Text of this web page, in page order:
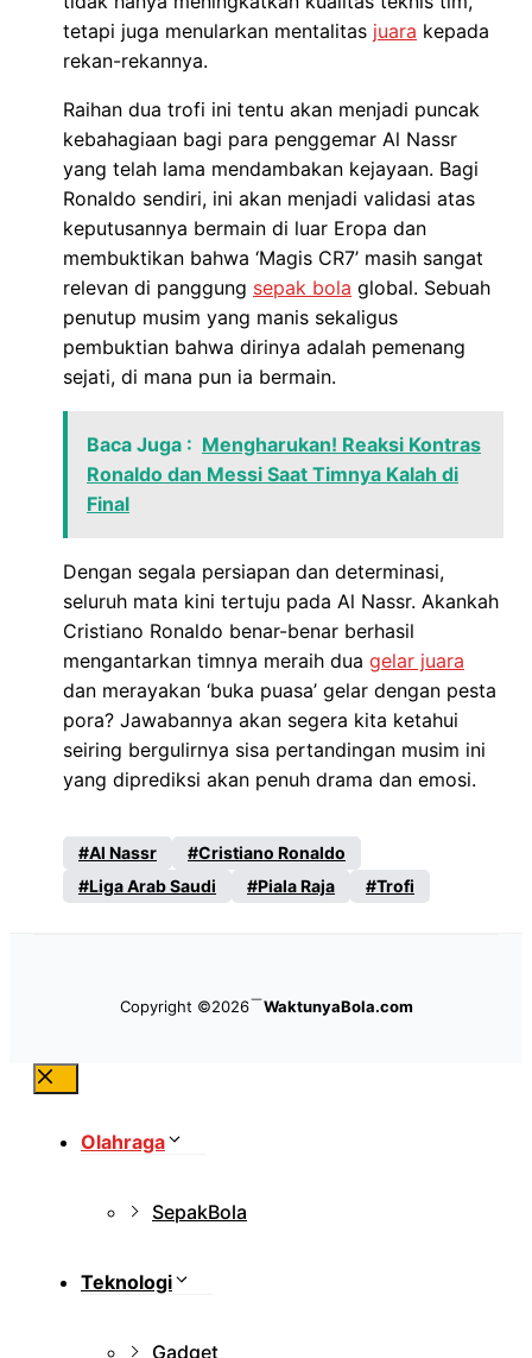
tetapi juga menularkan mentalitas juara kepada
rekan-rekannya.
Raihan dua trofi ini tentu akan menjadi puncak
kebahagiaan bagi para penggemar Al Nassr
yang telah lama mendambakan kejayaan. Bagi
Ronaldo sendiri, ini akan menjadi validasi atas
keputusannya bermain di luar Eropa dan
membuktikan bahwa ‘Magis CR7’ masih sangat
relevan di panggung sepak bola global. Sebuah
penutup musim yang manis sekaligus
pembuktian bahwa dirinya adalah pemenang
sejati, di mana pun ia bermain.
Baca Juga : Mengharukan! Reaksi Kontras
Ronaldo dan Messi Saat Timnya Kalah di
Final
Dengan segala persiapan dan determinasi,
seluruh mata kini tertuju pada Al Nassr. Akankah
Cristiano Ronaldo benar-benar berhasil
mengantarkan timnya meraih dua gelar juara
dan merayakan ‘buka puasa’ gelar dengan pesta
pora? Jawabannya akan segera kita ketahui
seiring bergulirnya sisa pertandingan musim ini
yang diprediksi akan penuh drama dan emosi.
Al Nassr
Cristiano Ronaldo
Liga Arab Saudi
Piala Raja Trofi
Copyright ©2026 WaktunyaBola.com
Close
Olahraga
SepakBola
Teknologi
Gadget